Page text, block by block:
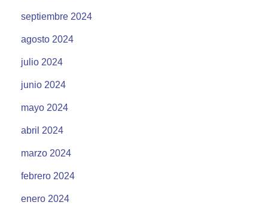
septiembre 2024
agosto 2024
julio 2024
junio 2024
mayo 2024
abril 2024
marzo 2024
febrero 2024
enero 2024